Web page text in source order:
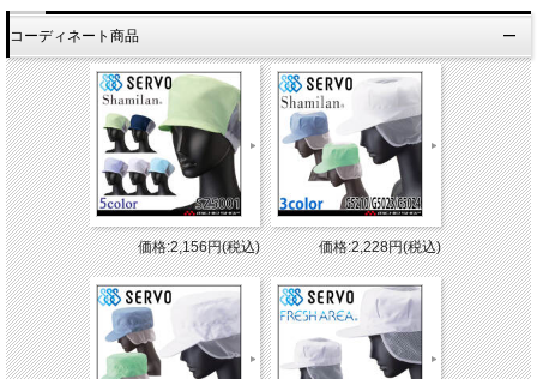
コーディネート商品
価格:2,156円(税込) 価格:2,228円(税込)